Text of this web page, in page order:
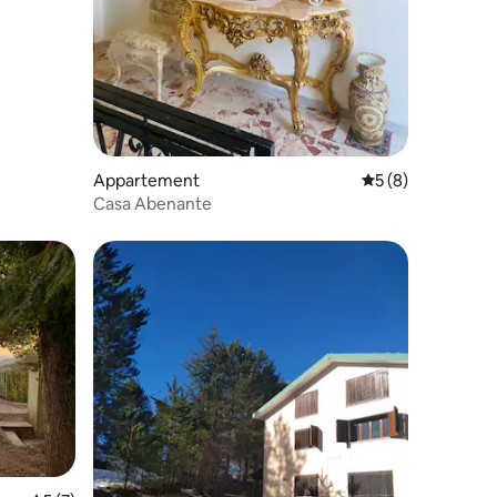
Appartement Gemiddelde
5 (8)
Casa Abenante